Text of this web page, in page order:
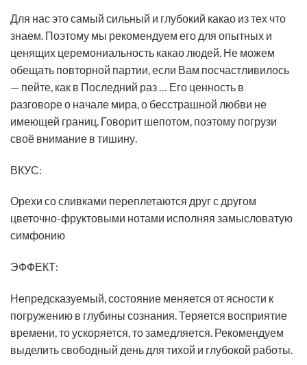
Для нас это самый сильный и глубокий какао из тех что
знаем. Поэтому мы рекомендуем его для опытных и
ценящих церемониальность какао людей. Не можем
обещать повторной партии, если Вам посчастливилось
— пейте, как в Последний раз … Его ценность в
разговоре о начале мира, о бесстрашной любви не
имеющей границ. Говорит шепотом, поэтому погрузи
своё внимание в тишину.
ВКУС:
Орехи со сливками переплетаются друг с другом
цветочно-фруктовыми нотами исполняя замысловатую
симфонию
ЭФФЕКТ:
Непредсказуемый, состояние меняется от ясности к
погружению в глубины сознания. Теряется восприятие
времени, то ускоряется, то замедляется. Рекомендуем
выделить свободный день для тихой и глубокой работы.